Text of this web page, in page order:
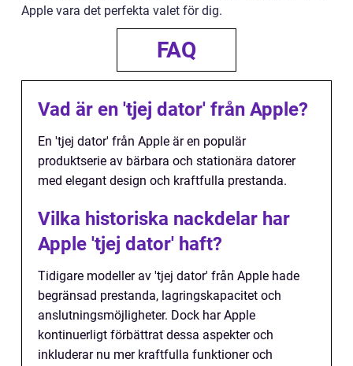
Apple vara det perfekta valet för dig.
FAQ
Vad är en 'tjej dator' från Apple?
En 'tjej dator' från Apple är en populär
produktserie av bärbara och stationära datorer
med elegant design och kraftfulla prestanda.
Vilka historiska nackdelar har
Apple 'tjej dator' haft?
Tidigare modeller av 'tjej dator' från Apple hade
begränsad prestanda, lagringskapacitet och
anslutningsmöjligheter. Dock har Apple
kontinuerligt förbättrat dessa aspekter och
inkluderar nu mer kraftfulla funktioner och